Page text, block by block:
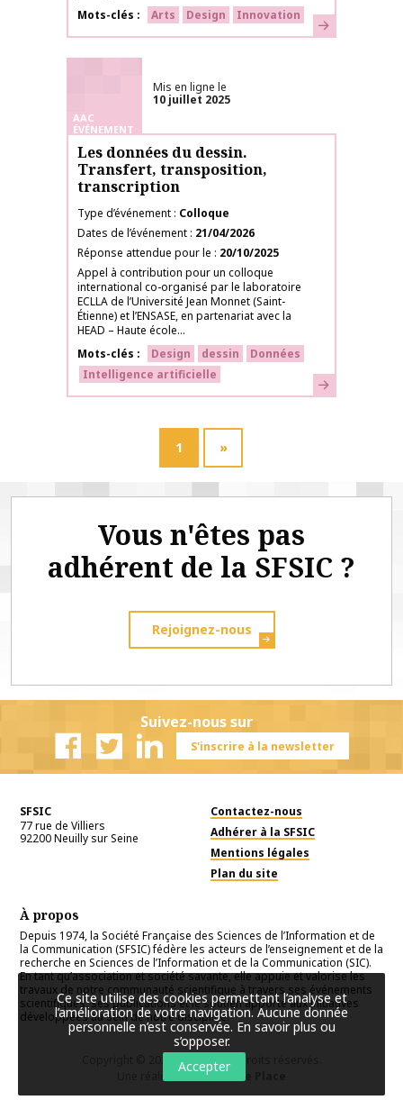
Mots-clés
Arts Design Innovation En savoir plus
AAC
ÉVÉNEMENT
Mis en ligne le
10 juillet 2025
Les données du dessin.
Transfert, transposition,
transcription
Type d’événement Colloque
Dates de l’événement 21/04/2026
Réponse attendue pour le
20/10/2025
Appel à contribution pour un colloque
international co-organisé par le laboratoire
ECLLA de l’Université Jean Monnet (Saint-
Étienne) et l’ENSASE, en partenariat avec la
HEAD – Haute école...
Mots-clés
Design dessin
Données
Intelligence artificielle
En savoir plus
1 »
Vous n'êtes pas
adhérent de la SFSIC ?
Rejoignez-nous
Suivez-nous sur
S'inscrire à la newsletter
SFSIC
77 rue de Villiers
92200Neuilly sur Seine
Contactez-nous
Adhérer à la SFSIC
Mentions légales
Plan du site
À propos
Depuis 1974, la Société Française des Sciences de l’Information et de
la Communication (SFSIC) fédère les acteurs de l’enseignement et de la
recherche en Sciences de l’Information et de la Communication (SIC).
En tant qu’association et société savante, elle appuie et valorise les
travaux de notre communauté scientifique à travers ses événements
scientifiques, ses publications et le soutien apporté aux initiatives
développées au sein de notre discipline.
SFSIC
. Tous droits réservés.
Une réalisationPremière Place
Ce site utilise des cookies permettant l’analyse et
l’amélioration de votre navigation. Aucune donnée
personnelle n’est conservée. En savoir plus ou
s’opposer.
Accepter